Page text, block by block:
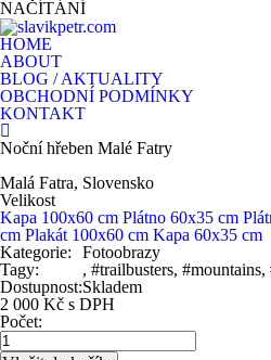
NAČÍTÁNÍ
HOME
ABOUT
BLOG / AKTUALITY
OBCHODNÍ PODMÍNKY
KONTAKT
Noční hřeben Malé Fatry
Malá Fatra, Slovensko
Velikost
Kapa 100x60 cm Plátno 60x35 cm
cm Plakát 100x60 cm Kapa 60x35 cm
Kategorie:
Fotoobrazy
Tagy:
, #trailbusters, #mountains,
Dostupnost:Skladem
2 000 Kč s DPH
Počet: